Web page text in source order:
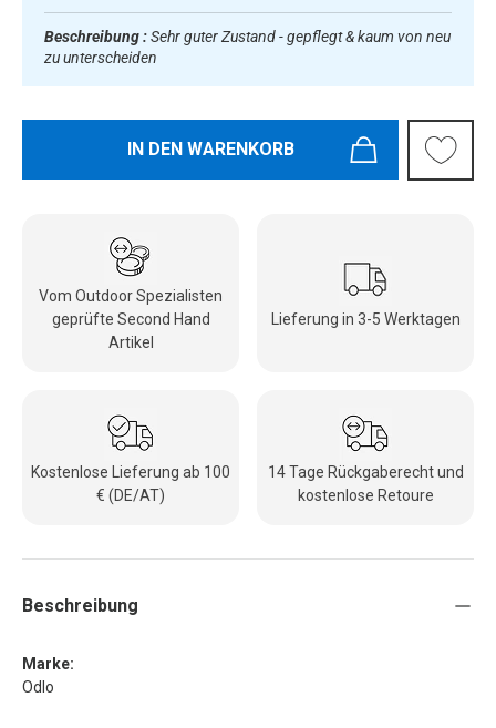
Beschreibung :Sehr guter Zustand - gepflegt & kaum von neu
zu unterscheiden
IN DEN WARENKORB
Vom Outdoor Spezialisten
geprüfte Second Hand
Artikel
Lieferung in 3-5 Werktagen
Kostenlose Lieferung ab 100
€ (DE/AT)
14 Tage Rückgaberecht und
kostenlose Retoure
Beschreibung
Marke:
Odlo